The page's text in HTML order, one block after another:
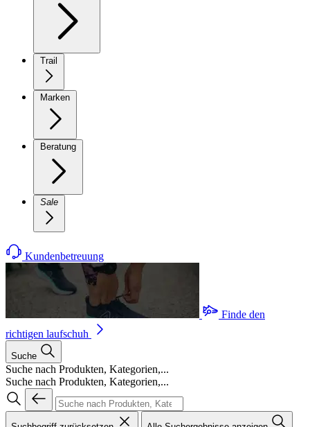
Trail
Marken
Beratung
Sale
Kundenbetreuung
Finde den
richtigen laufschuh
Suche
Suche nach Produkten, Kategorien,...
Suche nach Produkten, Kategorien,...